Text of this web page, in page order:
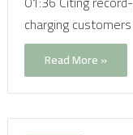
charging
Read More »